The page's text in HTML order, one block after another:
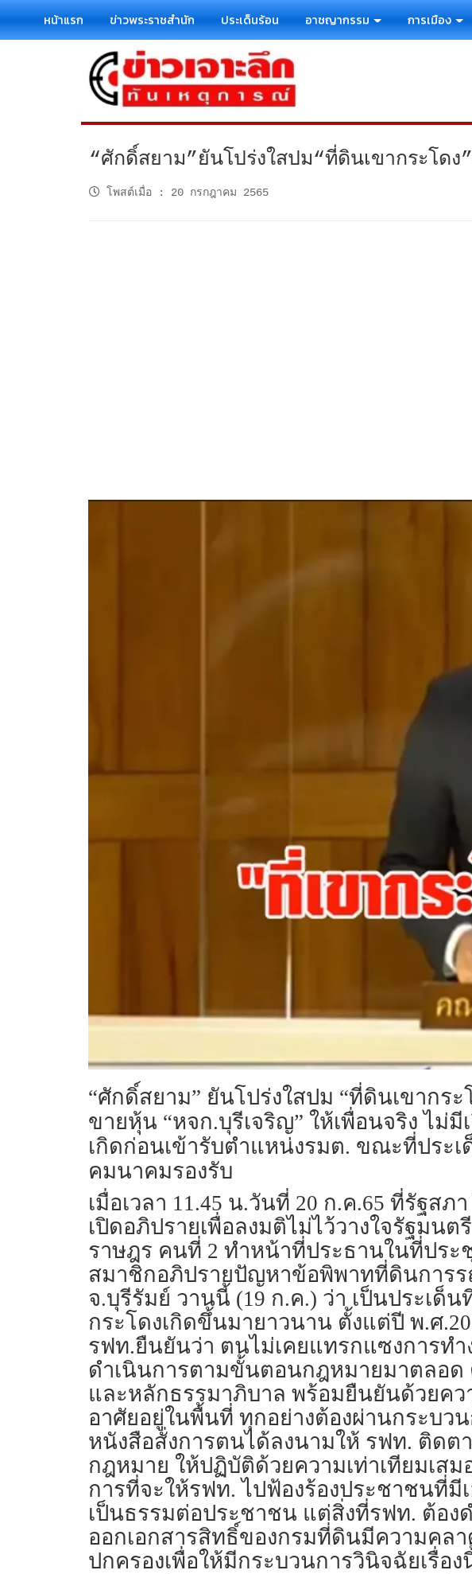
หน้าแรก ข่าวพระราชสำนัก ประเด็นร้อน อาชญากรรม การเมือง
“ศักดิ์สยาม”ยันโปร่งใสปม“ที่ดินเขากระโด
โพสต์เมื่อ : 20 กรกฎาคม 2565
“ศักดิ์สยาม” ยันโปร่งใสปม “ที่ดินเขากร
ขายหุ้น “หจก.บุรีเจริญ” ให้เพื่อนจริง ไม่
เกิดก่อนเข้ารับตำแหน่งรมต. ขณะที่ประ
คมนาคมรองรับ
เมื่อเวลา 11.45 น.วันที่ 20 ก.ค.65 ที่รัฐ
เปิดอภิปรายเพื่อลงมติไม่ไว้วางใจรัฐม
ราษฎร คนที่ 2 ทำหน้าที่ประธานในที่ปร
สมาชิกอภิปรายปัญหาข้อพิพาทที่ดินการร
จ.บุรีรัมย์ วานนี้ (19 ก.ค.) ว่า เป็นประเ
กระโดงเกิดขึ้นมายาวนาน ตั้งแต่ปี พ.ศ
รฟท.ยืนยันว่า ตนไม่เคยแทรกแซงการท
ดำเนินการตามขั้นตอนกฎหมายมาตลอ
และหลักธรรมาภิบาล พร้อมยืนยันด้วยคว
อาศัยอยู่ในพื้นที่ ทุกอย่างต้องผ่านกระบ
หนังสือสั่งการตนได้ลงนามให้ รฟท. ติด
กฎหมาย ให้ปฏิบัติด้วยความเท่าเทียมเส
การที่จะให้รฟท. ไปฟ้องร้องประชาชนที่
เป็นธรรมต่อประชาชน แต่สิ่งที่รฟท. ต้อ
ออกเอกสารสิทธิ์ของกรมที่ดินมีความคล
ปกครองเพื่อให้มีกระบวนการวินิจฉัยเรื่อง